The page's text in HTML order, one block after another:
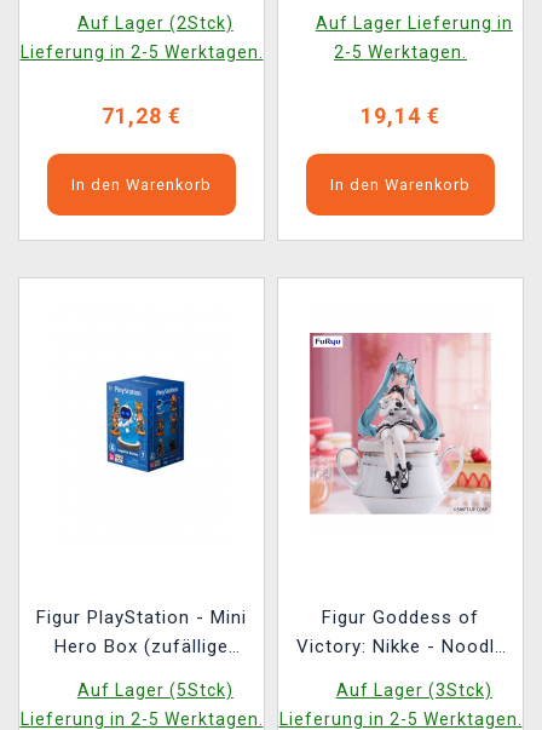
Auf Lager (2Stck)
Lieferung in 2-5 Werktagen.
71,28 €
In den Warenkorb
Auf Lager Lieferung in
2-5 Werktagen.
19,14 €
In den Warenkorb
Figur PlayStation - Mini
Hero Box (zufällige
Auf Lager (5Stck)
Lieferung in 2-5 Werktagen.
Figur Goddess of
Victory: Nikke - Noodle
Maid (FuRyu)
Auf Lager (3Stck)
Lieferung in 2-5 Werktagen.